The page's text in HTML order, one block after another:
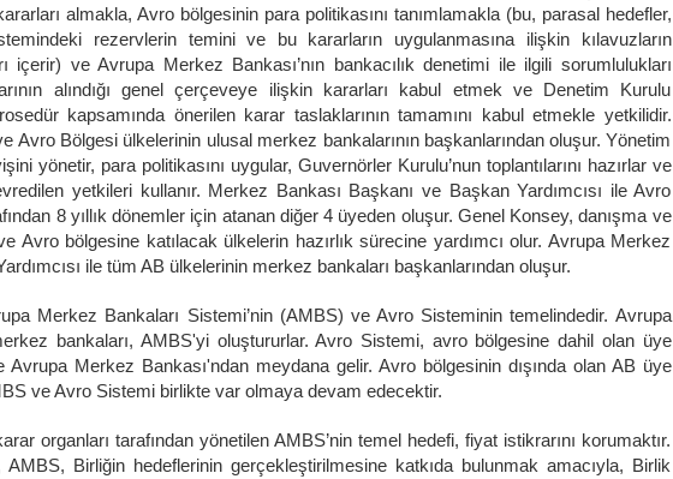
almakla, Avro bölgesinin para politikasını tanımlamakla (bu, parasal hedefler,
rezervlerin temini ve bu kararların uygulanmasına ilişkin kılavuzların
içerir) ve Avrupa Merkez Bankası’nın bankacılık denetimi ile ilgili sorumlulukları
alındığı genel çerçeveye ilişkin kararları kabul etmek ve Denetim Kurulu
kapsamında önerilen karar taslaklarının tamamını kabul etmekle yetkilidir.
Avro Bölgesi ülkelerinin ulusal merkez bankalarının başkanlarından oluşur. Yönetim
yönetir, para politikasını uygular, Guvernörler Kurulu’nun toplantılarını hazırlar ve
yetkileri kullanır. Merkez Bankası Başkanı ve Başkan Yardımcısı ile Avro
8 yıllık dönemler için atanan diğer 4 üyeden oluşur. Genel Konsey, danışma ve
Avro bölgesine katılacak ülkelerin hazırlık sürecine yardımcı olur. Avrupa Merkez
ile tüm AB ülkelerinin merkez bankaları başkanlarından oluşur.
Merkez Bankaları Sistemi’nin (AMBS) ve Avro Sisteminin temelindedir. Avrupa
bankaları, AMBS'yi oluştururlar. Avro Sistemi, avro bölgesine dahil olan üye
Avrupa Merkez Bankası'ndan meydana gelir. Avro bölgesinin dışında olan AB üye
ve Avro Sistemi birlikte var olmaya devam edecektir.
organları tarafından yönetilen AMBS’nin temel hedefi, fiyat istikrarını korumaktır.
Birliğin hedeflerinin gerçekleştirilmesine katkıda bulunmak amacıyla, Birlik